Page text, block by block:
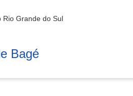
Rio Grande do Sul
Bagé